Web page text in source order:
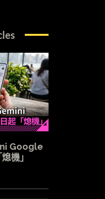
Google
機」